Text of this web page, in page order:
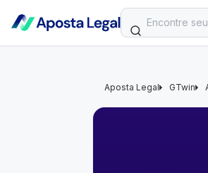
Aposta Legal GTwin